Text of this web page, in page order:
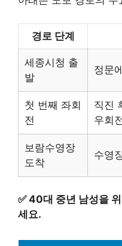
경로 단계
세종시청 출
발
정문
첫 번째 좌회
전
직진
우회
보람수영장
도착
수영
✅40대 중년 남성을
세요.